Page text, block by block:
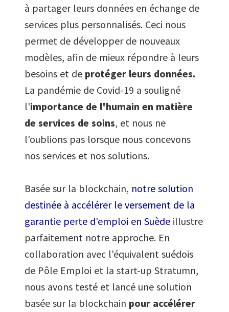
à partager leurs données en échange de
services plus personnalisés. Ceci nous
permet de développer de nouveaux
modèles, afin de mieux répondre à leurs
besoins et de protéger leurs données.
La pandémie de Covid-19 a souligné
l'importance de l'humain en matière
de services de soins, et nous ne
l'oublions pas lorsque nous concevons
nos services et nos solutions.
Basée sur la blockchain, notre solution
destinée à accélérer le versement de la
garantie perte d'emploi en Suède illustre
parfaitement notre approche. En
collaboration avec l'équivalent suédois
de Pôle Emploi et la start-up Stratumn,
nous avons testé et lancé une solution
basée sur la blockchain pour accélérer